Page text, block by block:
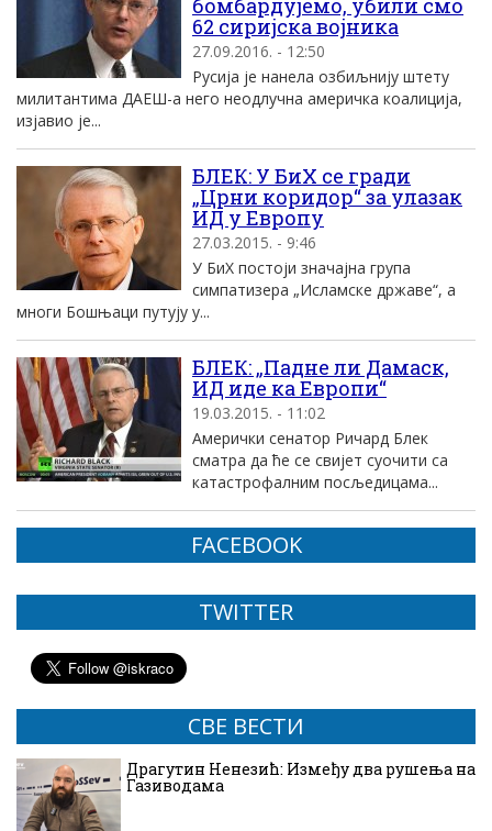
бомбардујемо, убили смо
62 сиријска војника
27.09.2016. - 12:50
Русија је нанела озбиљнију штету
милитантима ДАЕШ-а него неодлучна америчка коалиција,
изјавио је...
БЛЕК: У БиХ се гради
„Црни коридор“ за улазак
ИД у Европу
27.03.2015. - 9:46
У БиХ постоји значајна група
симпатизера „Исламске државе“, а
многи Бошњаци путују у...
БЛЕК: „Падне ли Дамаск,
ИД иде ка Европи“
19.03.2015. - 11:02
Амерички сенатор Ричард Блек
сматра да ће се свијет суочити са
катастрофалним посљедицама...
FACEBOOK
TWITTER
СВЕ ВЕСТИ
Драгутин Ненезић: Између два рушења на
Газиводама